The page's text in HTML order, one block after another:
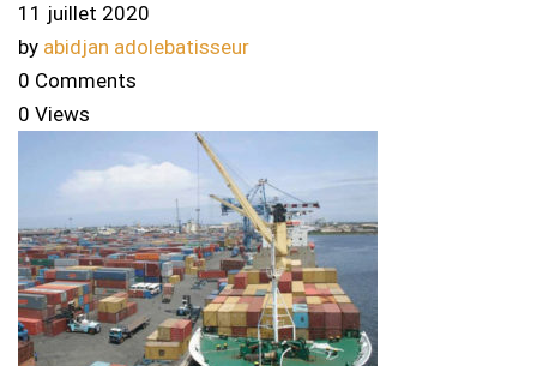
11 juillet 2020
by abidjan adolebatisseur
0 Comments
0 Views